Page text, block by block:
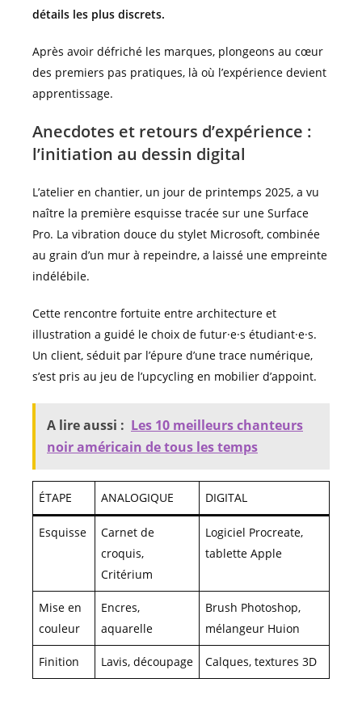
détails les plus discrets.
Après avoir défriché les marques, plongeons au cœur
des premiers pas pratiques, là où l’expérience devient
apprentissage.
Anecdotes et retours d’expérience :
l’initiation au dessin digital
L’atelier en chantier, un jour de printemps 2025, a vu
naître la première esquisse tracée sur une Surface
Pro. La vibration douce du stylet Microsoft, combinée
au grain d’un mur à repeindre, a laissé une empreinte
indélébile.
Cette rencontre fortuite entre architecture et
illustration a guidé le choix de futur·e·s étudiant·e·s.
Un client, séduit par l’épure d’une trace numérique,
s’est pris au jeu de l’upcycling en mobilier d’appoint.
A lire aussi : Les 10 meilleurs chanteurs
noir américain de tous les temps
ÉTAPE ANALOGIQUE DIGITAL
Esquisse
Carnet de
croquis,
Critérium
Logiciel Procreate,
tablette Apple
Mise en
couleur
Encres,
aquarelle
Brush Photoshop,
mélangeur Huion
Finition Lavis, découpage Calques, textures 3D